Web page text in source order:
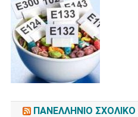
ΠΑΝΕΛΛΉΝΙΟ ΣΧΟΛΙΚΌ